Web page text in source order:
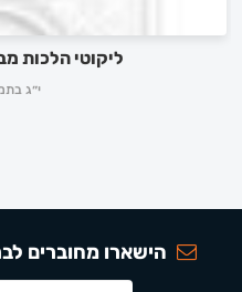
ליקוטי הלכות
י״ג
הישארו מחוברים